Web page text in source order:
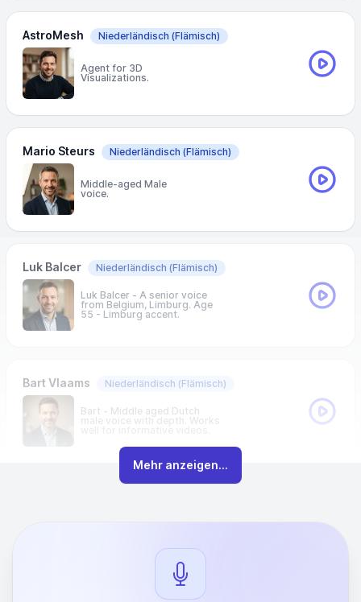
AstroMesh Niederländisch (Flämisch)
Agent for 3D
Visualizations.
Mario Steurs Niederländisch (Flämisch)
Middle-aged Male
voice.
Luk Balcer Niederländisch (Flämisch)
Luk Balcer - A senior voice
from Belgium, Limburg. Age
55 - Limburg accent.
Bart Vlaams Niederländisch (Flämisch)
Bart - Middle aged Dutch
male voice with depth. Works
Mehr anzeigen...